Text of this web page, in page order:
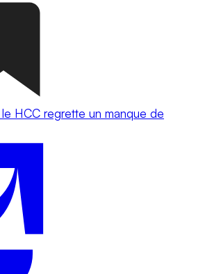
HCC regrette un manque de